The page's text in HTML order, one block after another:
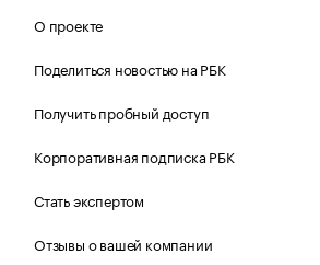
О проекте
Поделиться новостью на РБК
Получить пробный доступ
Корпоративная подписка РБК
Стать экспертом
Отзывы о вашей компании